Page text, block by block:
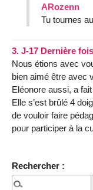
ARozenn
Tu tournes
3. J-17 Dernière
Nous étions avec
bien aimé être avec
Eléonore aussi, a
Elle s’est brûlé 4
de vouloir faire
pour participer à la
Rechercher :